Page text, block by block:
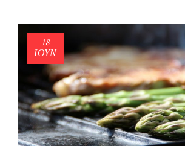
18
ΙΟΎΝ